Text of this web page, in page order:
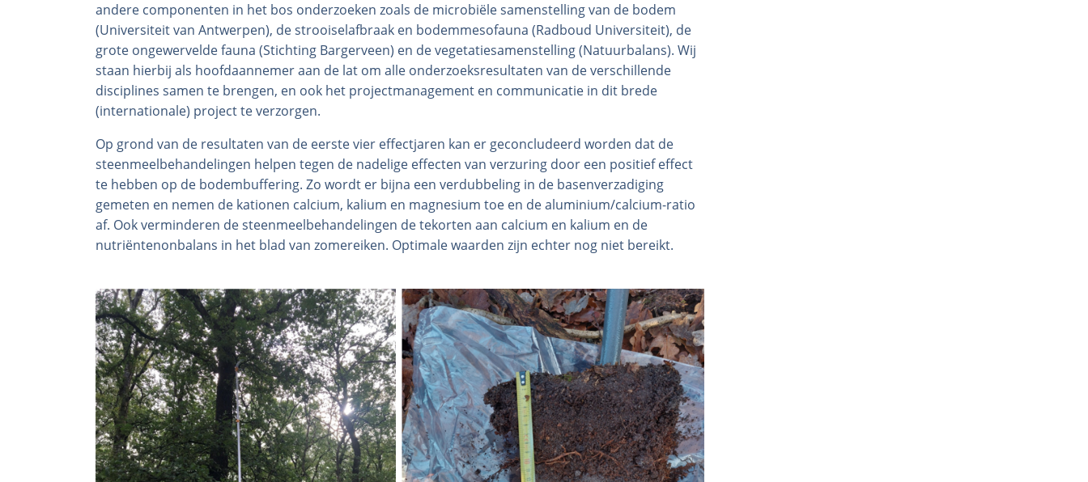
andere componenten in het bos onderzoeken zoals de microbiële samenstelling van de bodem
(Universiteit van Antwerpen), de strooiselafbraak en bodemmesofauna (Radboud Universiteit), de
grote ongewervelde fauna (Stichting Bargerveen) en de vegetatiesamenstelling (Natuurbalans). Wij
staan hierbij als hoofdaannemer aan de lat om alle onderzoeksresultaten van de verschillende
disciplines samen te brengen, en ook het projectmanagement en communicatie in dit brede
(internationale) project te verzorgen.
Op grond van de resultaten van de eerste vier effectjaren kan er geconcludeerd worden dat de
steenmeelbehandelingen helpen tegen de nadelige effecten van verzuring door een positief effect
te hebben op de bodembuffering. Zo wordt er bijna een verdubbeling in de basenverzadiging
gemeten en nemen de kationen calcium, kalium en magnesium toe en de aluminium/calcium-ratio
af. Ook verminderen de steenmeelbehandelingen de tekorten aan calcium en kalium en de
nutriëntenonbalans in het blad van zomereiken. Optimale waarden zijn echter nog niet bereikt.